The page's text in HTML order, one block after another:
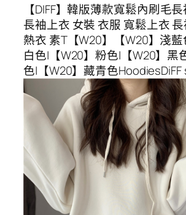
【DIFF】韓版薄款寬鬆內刷毛
長袖上衣 女裝 衣服 寬鬆上衣
熱衣 素T【W20】【W20】淺藍
白色|【W20】粉色|【W20】黑
色|【W20】藏青色HoodiesDiFF